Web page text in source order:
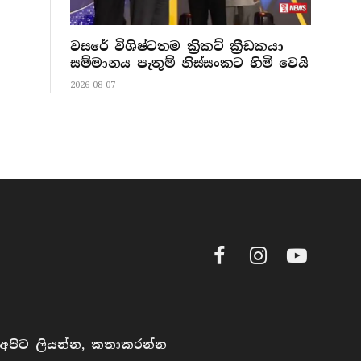
වසරේ විශිෂ්ටතම ක්‍රිකට් ක්‍රීඩකයා
සම්මානය පැතුම් නිස්සංකට හිමි වෙයි
2026-08-07
FacebookInstagramYouTube
අපිට ලියන්න, කතාකරන්න